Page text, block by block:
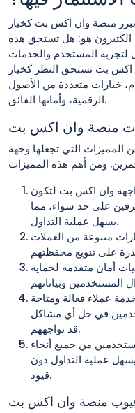
منصة وان اكس بت كخيار
الكثيرون هو: هل تستحق هذه
لتجربة المستخدم والخدمات
اكس بت تستحق النظر كخيار
خيارات متعددة من الأصول
الرقمية، وأمانها الفائق.
منصة وان اكس بت
التي تجعلها وجهة
وان اكس بت لتكون
على حد سواء، مما
يسهل عملية التداول.
متنوعة من العملات
أمان متقدمة لحماية
عملاء فعالة ومتاحة
في حل أي مشاكل
قد تواجههم.
من جميع أنحاء
عملية التداول دون
قيود.
منصة وان اكس بت